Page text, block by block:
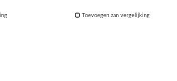
Toevoegen aan vergelijking